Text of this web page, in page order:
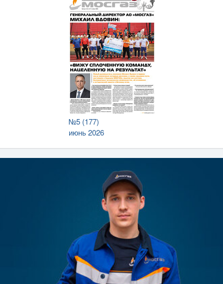
№5 (177)
июнь 2026